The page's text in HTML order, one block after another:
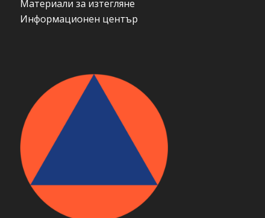
Материали за изтегляне
Информационен център